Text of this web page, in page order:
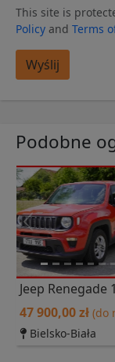
This site is
Policy and Terms
Wyślij
Podobne
Previous
47 900,00 zł (do
Bielsko-Biała